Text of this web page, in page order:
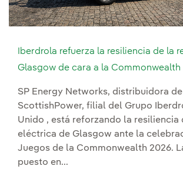
Iberdrola refuerza la resiliencia de la
Glasgow de cara a la Commonwealth
SP Energy Networks, distribuidora de
ScottishPower, filial del Grupo
Unido , está reforzando la resiliencia
eléctrica de Glasgow ante la
Juegos de la Commonwealth 2026.
puesto en...